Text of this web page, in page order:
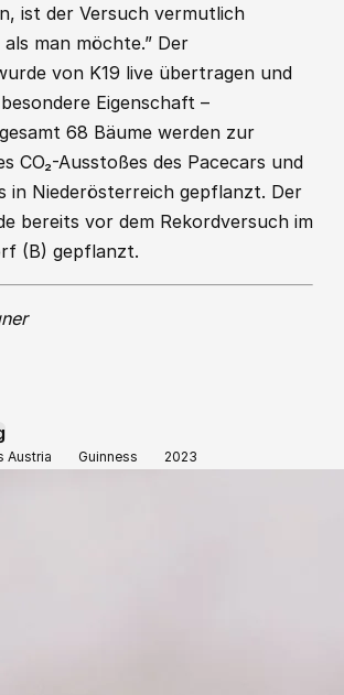
ist der Versuch vermutlich
man möchte.” Der
von K19 live übertragen und
Eigenschaft –
68 Bäume werden zur
CO₂-Ausstoßes des Pacecars und
in Niederösterreich gepflanzt. Der
bereits vor dem Rekordversuch im
(B) gepflanzt.
Austria Guinness 2023